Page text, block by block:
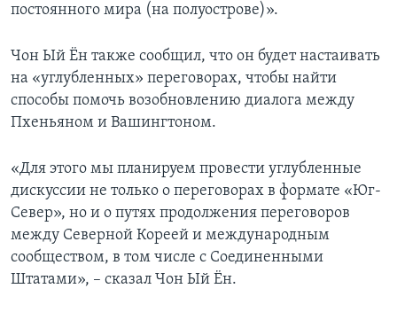
постоянного мира (на полуострове)».
Чон Ый Ён также сообщил, что он будет настаивать
на «углубленных» переговорах, чтобы найти
способы помочь возобновлению диалога между
Пхеньяном и Вашингтоном.
«Для этого мы планируем провести углубленные
дискуссии не только о переговорах в формате «Юг-
Север», но и о путях продолжения переговоров
между Северной Кореей и международным
сообществом, в том числе с Соединенными
Штатами», – сказал Чон Ый Ён.